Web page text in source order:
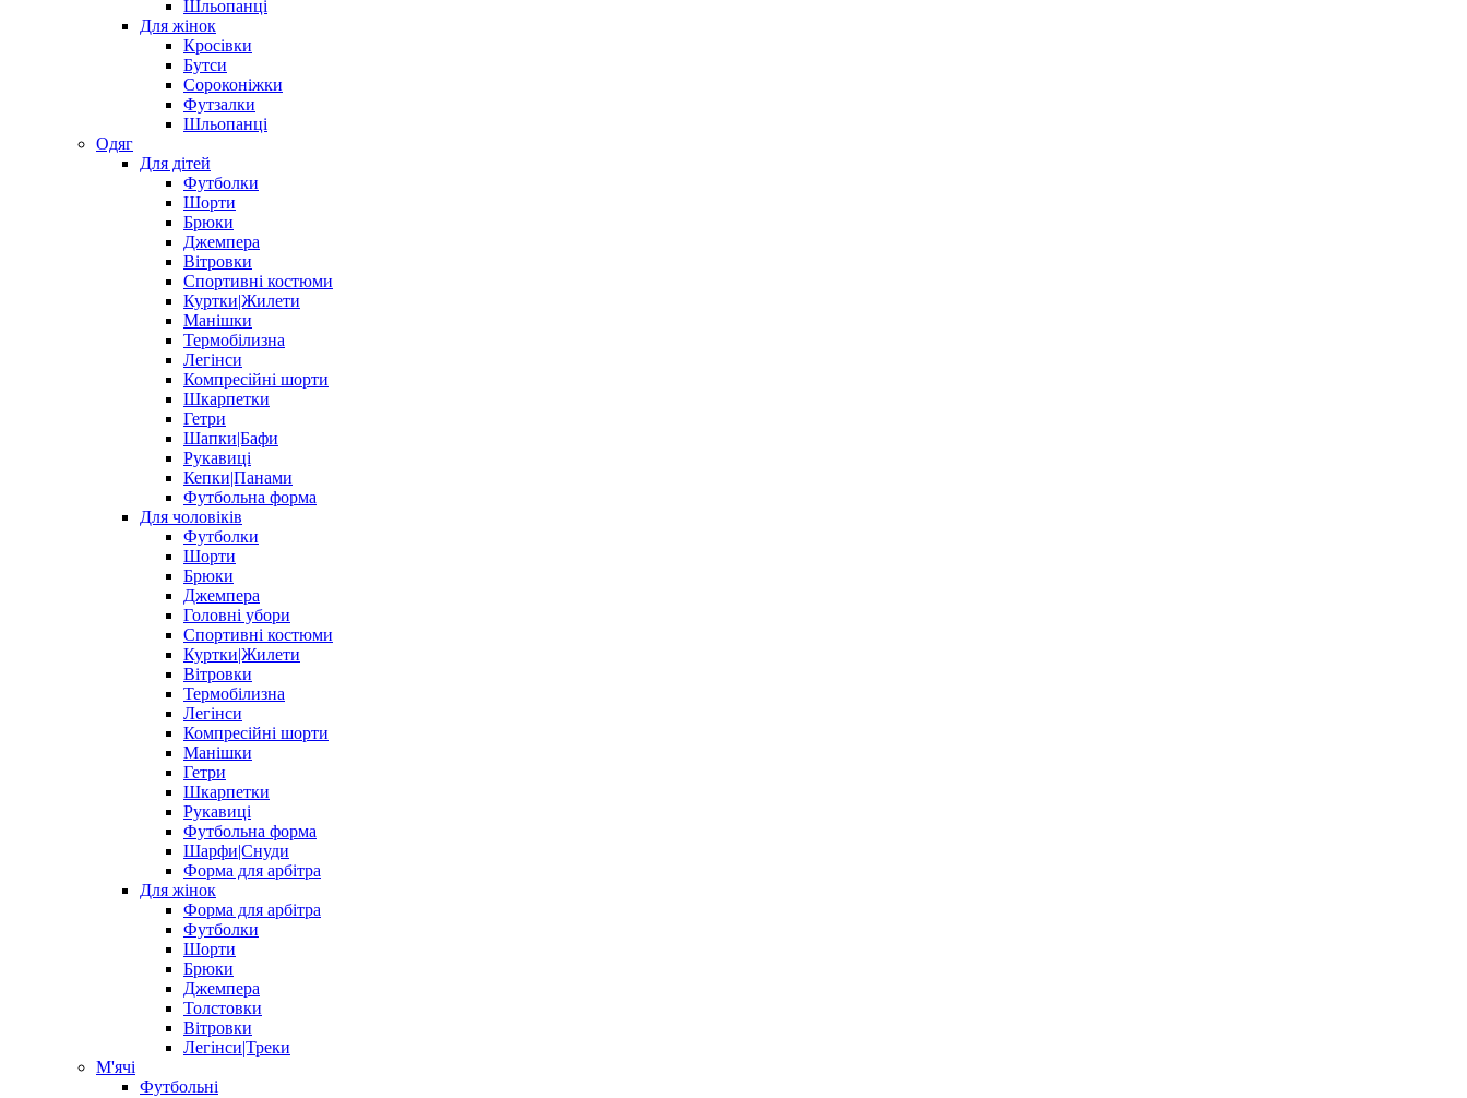
Шльопанці
Для жінок
Кросівки
Бутси
Сороконіжки
Футзалки
Шльопанці
Одяг
Для дітей
Футболки
Шорти
Брюки
Джемпера
Вітровки
Спортивні костюми
Куртки|Жилети
Манішки
Термобілизна
Легінси
Компресійні шорти
Шкарпетки
Гетри
Шапки|Бафи
Рукавиці
Кепки|Панами
Футбольна форма
Для чоловіків
Футболки
Шорти
Брюки
Джемпера
Головні убори
Спортивні костюми
Куртки|Жилети
Вітровки
Термобілизна
Легінси
Компресійні шорти
Манішки
Гетри
Шкарпетки
Рукавиці
Футбольна форма
Шарфи|Снуди
Форма для арбітра
Для жінок
Форма для арбітра
Футболки
Шорти
Брюки
Джемпера
Толстовки
Вітровки
Легінси|Треки
М'ячі
Футбольні